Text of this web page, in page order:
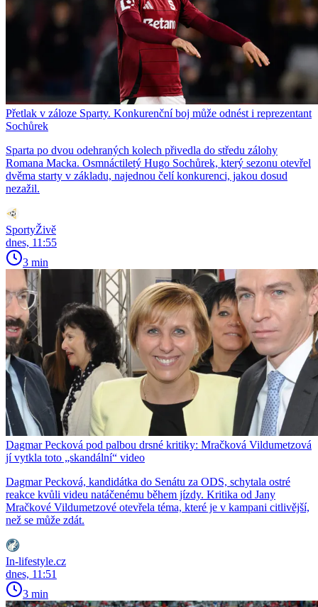
Přetlak v záloze Sparty. Konkurenční boj může odnést i reprezentant
Sochůrek
Sparta po dvou odehraných kolech přivedla do středu zálohy
Romana Macka. Osmnáctiletý Hugo Sochůrek, který sezonu otevřel
dvěma starty v základu, najednou čelí konkurenci, jakou dosud
nezažil.
SportyŽivě
dnes, 11:55
3 min
Dagmar Pecková pod palbou drsné kritiky: Mračková Vildumetzová
jí vytkla toto „skandální“ video
Dagmar Pecková, kandidátka do Senátu za ODS, schytala ostré
reakce kvůli videu natáčenému během jízdy. Kritika od Jany
Mračkové Vildumetzové otevřela téma, které je v kampani citlivější,
než se může zdát.
In-lifestyle.cz
dnes, 11:51
3 min